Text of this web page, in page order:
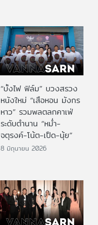
“บั้งไฟ ฟิล์ม” บวงสรวง
หนังใหม่ “เสือหอน มังกร
หาว” รวมพลตลกคาเฟ่
ระดับตำนาน “หม่ำ-
จตุรงค์-โน้ต-เป็ด-นุ้ย”
8 มิถุนายน 2026